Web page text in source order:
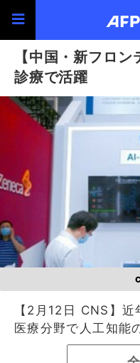
【中国・新フロ
診療で活躍
【2月12日 CNS】近
医療分野で人工知能